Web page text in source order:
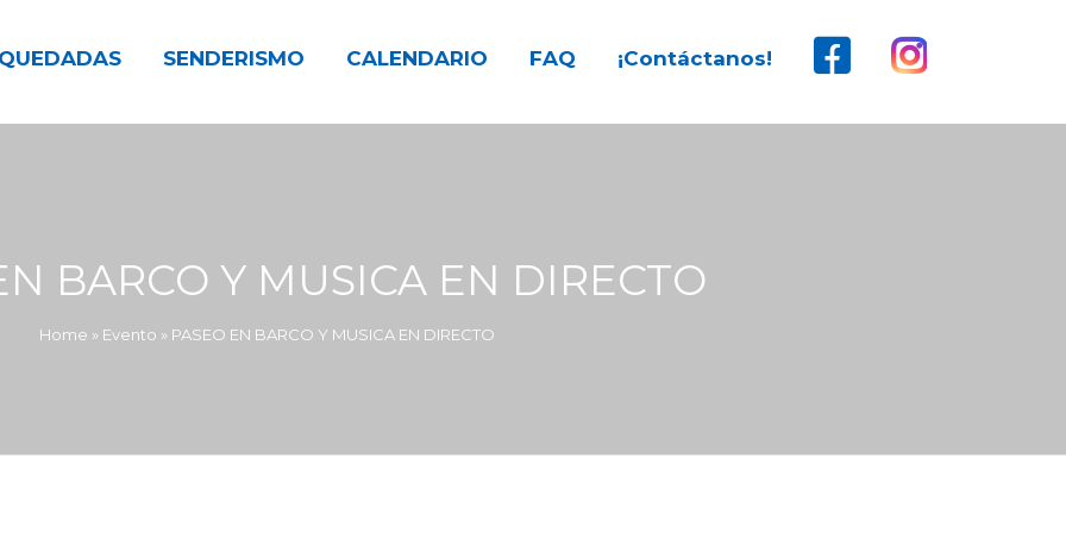
QUEDADAS SENDERISMO CALENDARIO FAQ ¡Contáctanos!
BARCO Y MUSICA EN DIRECTO
Home » Evento » PASEO EN BARCO Y MUSICA EN DIRECTO